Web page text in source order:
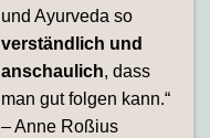
und Ayurveda so
verständlich und
anschaulich, dass
man gut folgen kann.“
– Anne Roßius